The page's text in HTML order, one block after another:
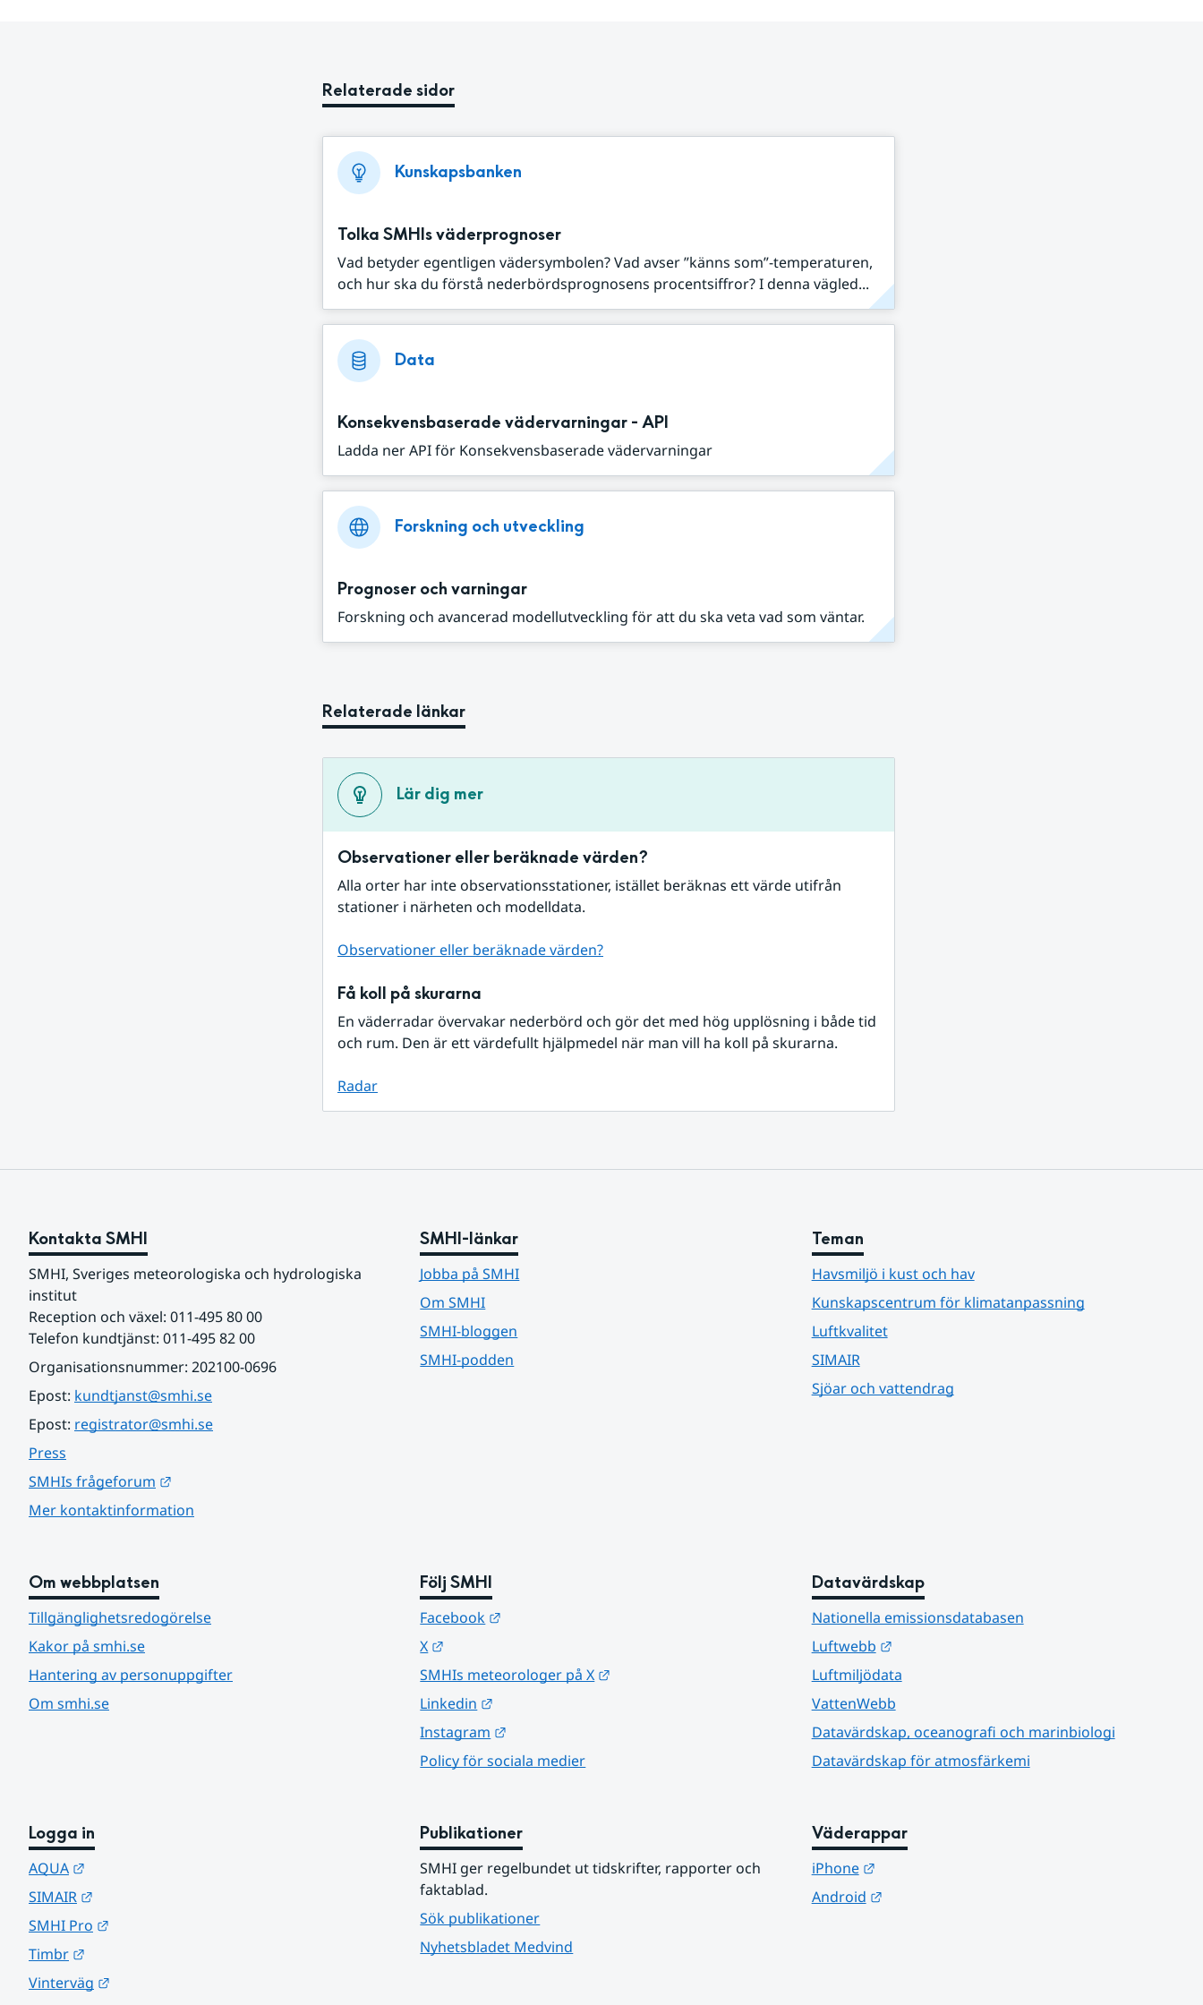
Relaterade sidor
Kunskapsbanken
Tolka SMHIs väderprognoser
Vad betyder egentligen vädersymbolen? Vad avser ”känns som”-temperaturen,
och hur ska du förstå nederbördsprognosens procentsiffror? I denna vägled...
Data
Konsekvensbaserade vädervarningar - API
Ladda ner API för Konsekvensbaserade vädervarningar
Forskning och utveckling
Prognoser och varningar
Forskning och avancerad modellutveckling för att du ska veta vad som väntar.
Relaterade länkar
Lär dig mer
Observationer eller beräknade värden?
Alla orter har inte observationsstationer, istället beräknas ett värde utifrån
stationer i närheten och modelldata.
Observationer eller beräknade värden?
Få koll på skurarna
En väderradar övervakar nederbörd och gör det med hög upplösning i både tid
och rum. Den är ett värdefullt hjälpmedel när man vill ha koll på skurarna.
Radar
Kontakta SMHI
SMHI, Sveriges meteorologiska och hydrologiska
institut
Reception och växel: 011-495 80 00
Telefon kundtjänst: 011-495 82 00
Organisationsnummer: 202100-0696
Epost: kundtjanst@smhi.se
Epost: registrator@smhi.se
Press
SMHIs frågeforum
Mer kontaktinformation
SMHI-länkar
Jobba på SMHI
Om SMHI
SMHI-bloggen
SMHI-podden
Teman
Havsmiljö i kust och hav
Kunskapscentrum för klimatanpassning
Luftkvalitet
SIMAIR
Sjöar och vattendrag
Om webbplatsen
Tillgänglighetsredogörelse
Kakor på smhi.se
Hantering av personuppgifter
Om smhi.se
Följ SMHI
Facebook
X
SMHIs meteorologer på X
Linkedin
Instagram
Policy för sociala medier
Datavärdskap
Nationella emissionsdatabasen
Luftwebb
Länk till annan webbplats.
Luftmiljödata
VattenWebb
Datavärdskap, oceanografi och marinbiologi
Datavärdskap för atmosfärkemi
Logga in
AQUA
SIMAIR
SMHI Pro
Timbr
Vinterväg
Publikationer
SMHI ger regelbundet ut tidskrifter, rapporter och
faktablad.
Sök publikationer
Nyhetsbladet Medvind
Väderappar
iPhone
Länk till annan webbplats.
Android
Länk till annan webbplats.